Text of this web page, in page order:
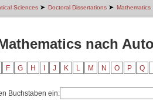
Sciences ➤ Doctoral Dissertations ➤ Mathematics
nach
F G H J K L M N O P Q
Buchstaben ein: